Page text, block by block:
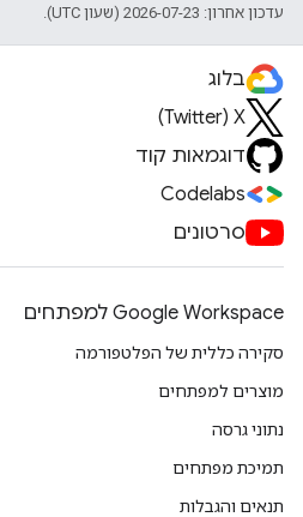
עדכון אחרון: 2026-07-23 (שעון UTC).
בלוג
X‏ (Twitter)
דוגמאות קוד
Codelabs
סרטונים
Google Workspace למפתחים
סקירה כללית של הפלטפורמה
מוצרים למפתחים
נתוני גרסה
תמיכת מפתחים
תנאים והגבלות